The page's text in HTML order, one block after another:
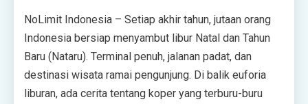
NoLimit Indonesia – Setiap akhir tahun, jutaan orang
Indonesia bersiap menyambut libur Natal dan Tahun
Baru (Nataru). Terminal penuh, jalanan padat, dan
destinasi wisata ramai pengunjung. Di balik euforia
liburan, ada cerita tentang koper yang terburu-buru